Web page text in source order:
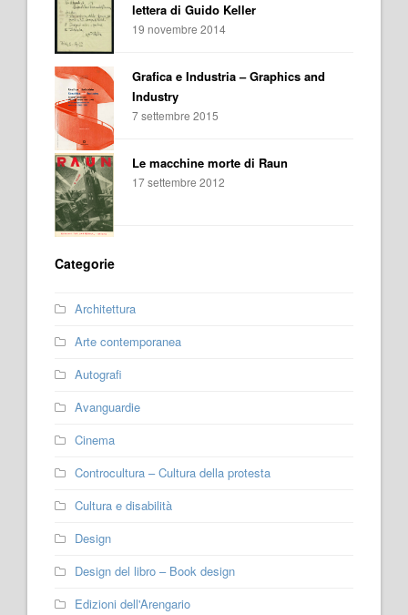
lettera di Guido Keller
19 novembre 2014
Grafica e Industria – Graphics and
Industry
7 settembre 2015
Le macchine morte di Raun
17 settembre 2012
Categorie
Architettura
Arte contemporanea
Autografi
Avanguardie
Cinema
Controcultura – Cultura della protesta
Cultura e disabilità
Design
Design del libro – Book design
Edizioni dell'Arengario